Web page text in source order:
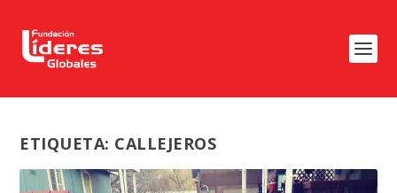
ETIQUETA: CALLEJEROS